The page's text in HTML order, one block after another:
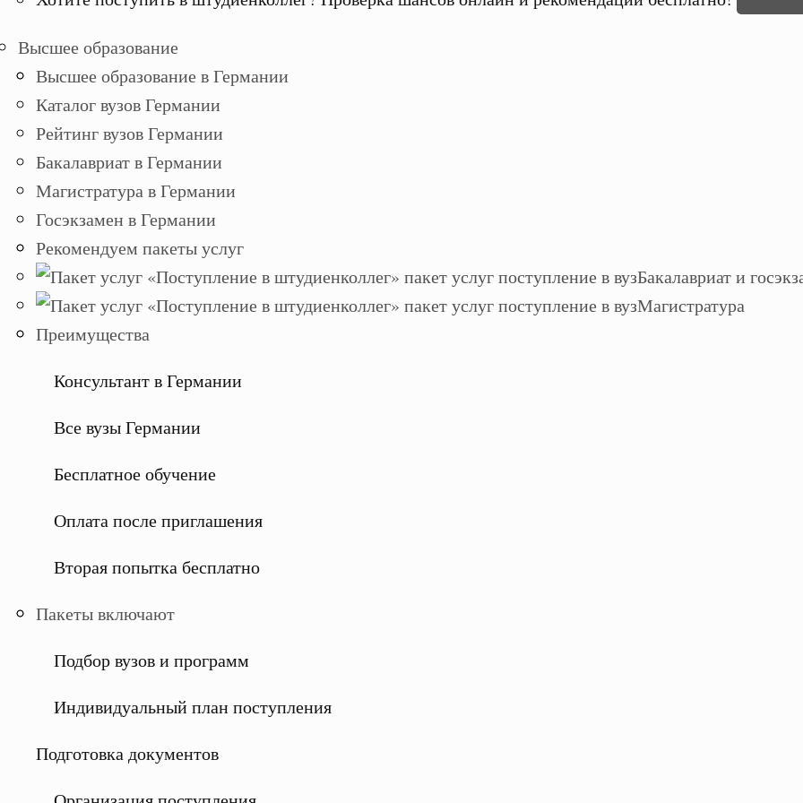
Высшее образование
Высшее образование в Германии
Каталог вузов Германии
Рейтинг вузов Германии
Бакалавриат в Германии
Магистратура в Германии
Госэкзамен в Германии
Рекомендуем пакеты услуг
Бакалавриат и
Магистратура
Преимущества
Консультант в Германии
Все вузы Германии
Бесплатное обучение
Оплата после приглашения
Вторая попытка бесплатно
Пакеты включают
Подбор вузов и программ
Индивидуальный план поступления
Подготовка документов